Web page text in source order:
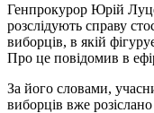
Генпрокурор Юрій
розслідують справу
виборців, в якій
Про це повідомив в
За його словами,
виборців вже